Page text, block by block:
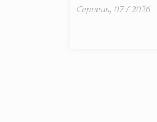
Серпень, 07 / 2026